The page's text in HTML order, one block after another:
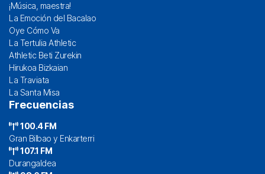
¡Música, maestra!
La Emoción del Bacalao
Oye Cómo Va
La Tertulia Athletic
Athletic Beti Zurekin
Hirukoa Bizkaian
La Traviata
La Santa Misa
Frecuencias
100.4 FM
Gran Bilbao y Enkarterri
107.1 FM
Durangaldea